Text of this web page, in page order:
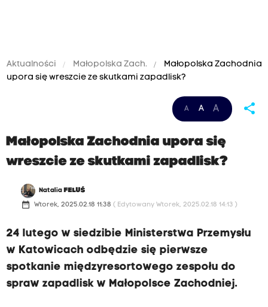
Aktualności Małopolska Zach.
Małopolska Zachodnia
upora się wreszcie ze skutkami zapadlisk?
A A A share
Małopolska Zachodnia upora się
wreszcie ze skutkami zapadlisk?
Natalia FELUŚ
date_range Wtorek, 2025.02.18 11:38 ( Edytowany Wtorek, 2025.02.18 14:13 )
24 lutego w siedzibie Ministerstwa Przemysłu
w Katowicach odbędzie się pierwsze
spotkanie międzyresortowego zespołu do
spraw zapadlisk w Małopolsce Zachodniej.